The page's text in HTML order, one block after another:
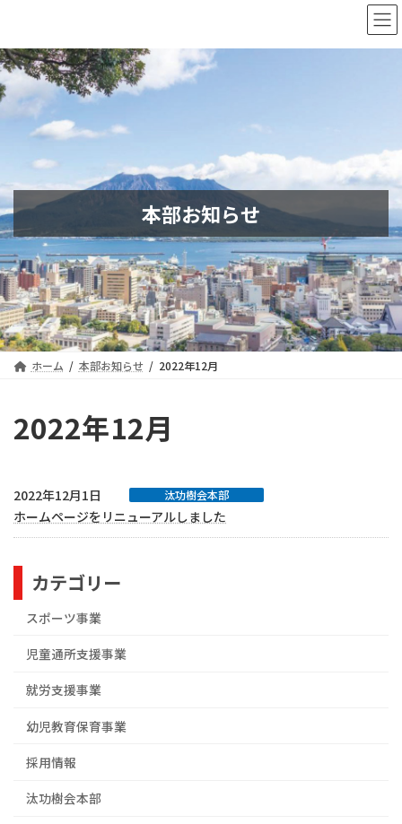
テ
ン
ツ
プ
ゲ
ー
シ
動
本部お知らせ
ホーム 本部お知らせ 2022年12月
2022年12月
2022年12月1日 汰功樹会本部
ホームページをリニューアルしました
カテゴリー
スポーツ事業
児童通所支援事業
就労支援事業
幼児教育保育事業
採用情報
汰功樹会本部